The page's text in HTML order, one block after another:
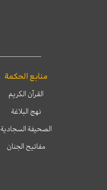
منابع الحكمة
القرآن الكريم
نهج البلاغة
الصحيفة السجادية
مفاتيح الجنان